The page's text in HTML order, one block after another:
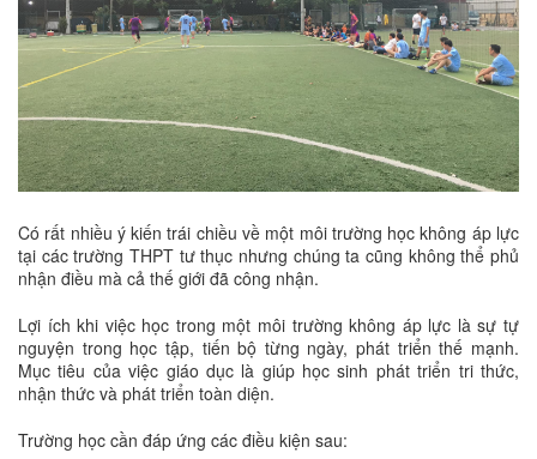
Có rất nhiều ý kiến trái chiều về một môi trường học không áp lực
tại các trường THPT tư thục nhưng chúng ta cũng không thể phủ
nhận điều mà cả thế giới đã công nhận.
Lợi ích khi việc học trong một môi trường không áp lực là sự tự
nguyện trong học tập, tiến bộ từng ngày, phát triển thế mạnh.
Mục tiêu của việc giáo dục là giúp học sinh phát triển tri thức,
nhận thức và phát triển toàn diện.
Trường học cần đáp ứng các điều kiện sau: